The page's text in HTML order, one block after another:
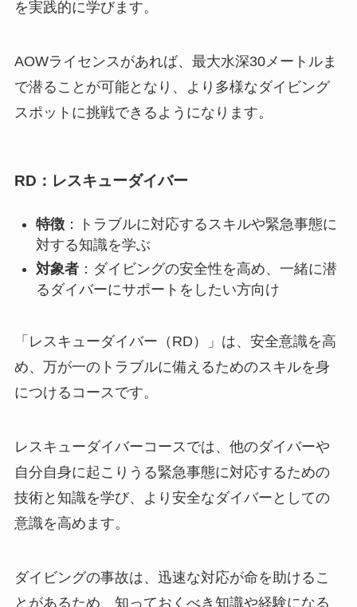
を実践的に学びます。
AOWライセンスがあれば、最大水深30メートルま
で潜ることが可能となり、より多様なダイビング
スポットに挑戦できるようになります。
RD：レスキューダイバー
特徴：トラブルに対応するスキルや緊急事態に
対する知識を学ぶ
対象者：ダイビングの安全性を高め、一緒に潜
るダイバーにサポートをしたい方向け
「レスキューダイバー（RD）」は、安全意識を高
め、万が一のトラブルに備えるためのスキルを身
につけるコースです。
レスキューダイバーコースでは、他のダイバーや
自分自身に起こりうる緊急事態に対応するための
技術と知識を学び、より安全なダイバーとしての
意識を高めます。
ダイビングの事故は、迅速な対応が命を助けるこ
とがあるため、知っておくべき知識や経験になる
×
TEL WEB予約